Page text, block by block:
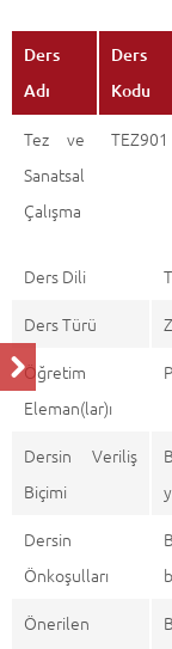
Ders
Adı
Ders
Kodu
Tez ve
Sanatsal
Çalışma
TEZ901
Ders Dili
Ders Türü
Öğretim
Eleman(lar)ı
Dersin Veriliş
Biçimi
Dersin
Önkoşulları
Önerilen